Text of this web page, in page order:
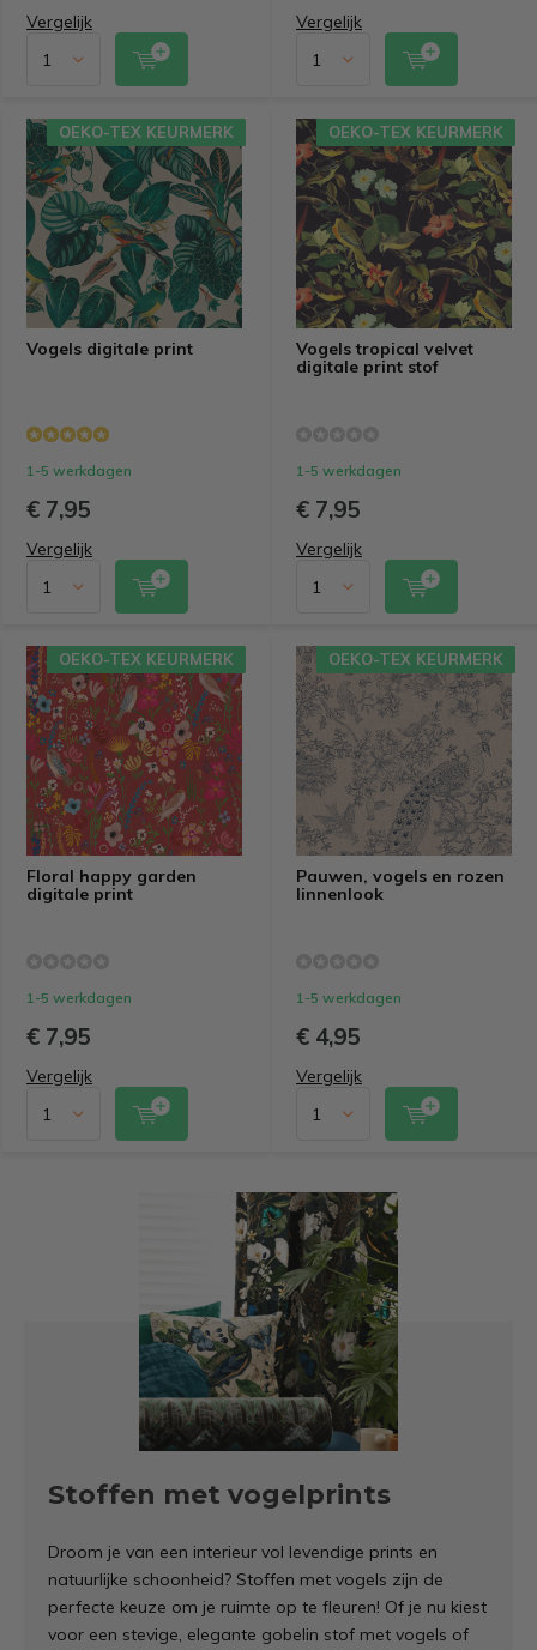
Vergelijk Vergelijk
Vogels digitale print
1-5 werkdagen
OEKO-TEX KEURMERK
€ 7,95
Vergelijk
OEKO-TEX KEURMERK
Vogels tropical velvet
digitale print stof
1-5 werkdagen
OEKO-TEX KEURMERK
€ 7,95
Vergelijk
OEKO-TEX KEURMERK
Floral happy garden
digitale print
1-5 werkdagen
OEKO-TEX KEURMERK
€ 7,95
Vergelijk
OEKO-TEX KEURMERK
Pauwen, vogels en rozen
linnenlook
1-5 werkdagen
OEKO-TEX KEURMERK
€ 4,95
Vergelijk
OEKO-TEX KEURMERK
Stoffen met vogelprints
Droom je van een interieur vol levendige prints en
natuurlijke schoonheid? Stoffen met vogels zijn de
perfecte keuze om je ruimte op te fleuren! Of je nu kiest
voor een stevige, elegante gobelin stof met vogels of